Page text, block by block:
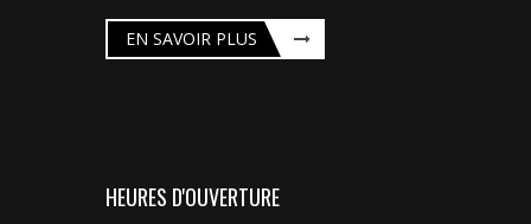
EN SAVOIR PLUS
HEURES D'OUVERTURE